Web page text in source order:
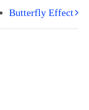
Butterfly Effect